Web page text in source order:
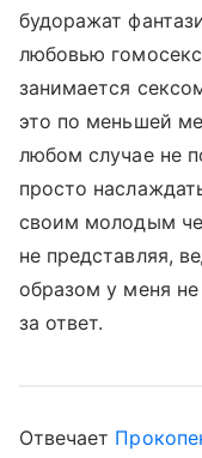
будоражат
любовью
занимается
это по меньшей
любом случае не
просто
своим молодым
не представляя,
образом у меня не
за ответ.
Отвечает